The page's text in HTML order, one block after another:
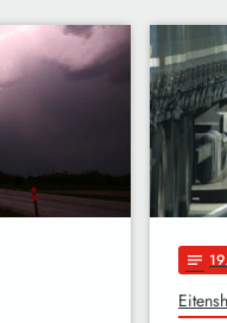
notes 19